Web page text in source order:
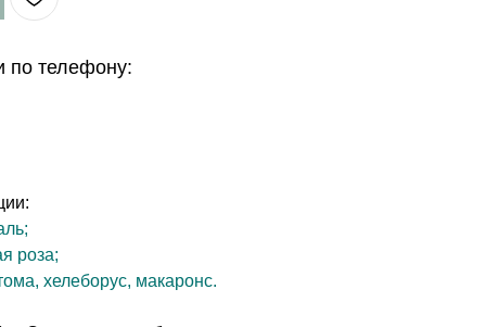
по телефону:
роза;
хелеборус, макаронс.